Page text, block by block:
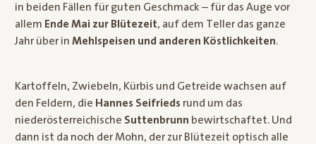
in beiden Fällen für guten Geschmack – für das Auge vor
allem Ende Mai zur Blütezeit, auf dem Teller das ganze
Jahr über in Mehlspeisen und anderen Köstlichkeiten.
Kartoffeln, Zwiebeln, Kürbis und Getreide wachsen auf
den Feldern, die Hannes Seifrieds rund um das
niederösterreichische Suttenbrunn bewirtschaftet. Und
dann ist da noch der Mohn, der zur Blütezeit optisch alle